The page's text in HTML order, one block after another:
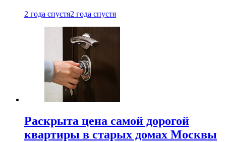
2 года спустя2 года спустя
Раскрыта цена самой дорогой
квартиры в старых домах Москвы